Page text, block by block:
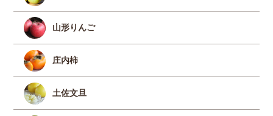
山形りんご
庄内柿
土佐文旦